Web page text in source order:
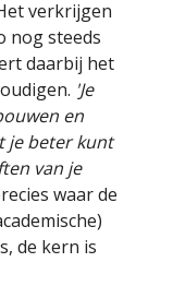
verkrijgen
nog steeds
daarbij het
'Je
en
je beter kunt
van je
waar de
de kern is